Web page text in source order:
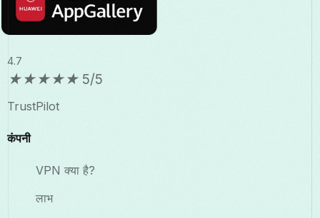
4.7
★★★★★ 5/5
TrustPilot
कंपनी
VPN क्या है?
लाभ